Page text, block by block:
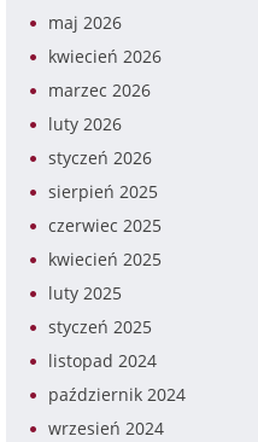
maj 2026
kwiecień 2026
marzec 2026
luty 2026
styczeń 2026
sierpień 2025
czerwiec 2025
kwiecień 2025
luty 2025
styczeń 2025
listopad 2024
październik 2024
wrzesień 2024